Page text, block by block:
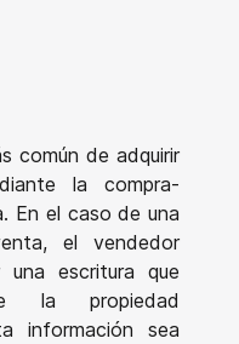
común de adquirir
la compra-
En el caso de una
el vendedor
una escritura que
la propiedad
información sea